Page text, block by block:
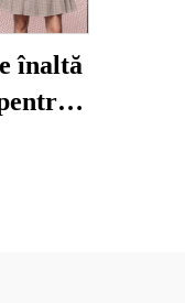
înaltă